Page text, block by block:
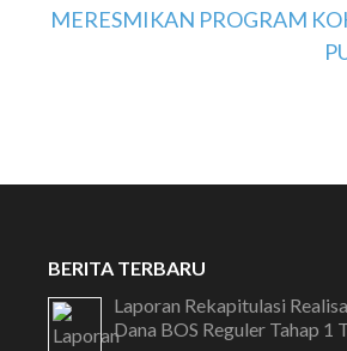
MERESMIKAN PROGRAM
BERITA TERBARU
Laporan Rekapitulasi
Dana BOS Reguler Tahap 1